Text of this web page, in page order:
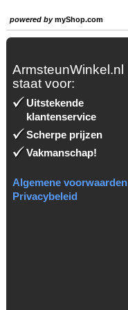
powered bymyShop.com
ArmsteunWinkel.nl
staat voor:
Uitstekende
klantenservice
Scherpe prijzen
Vakmanschap!
Algemene voorwaarden
Privacybeleid